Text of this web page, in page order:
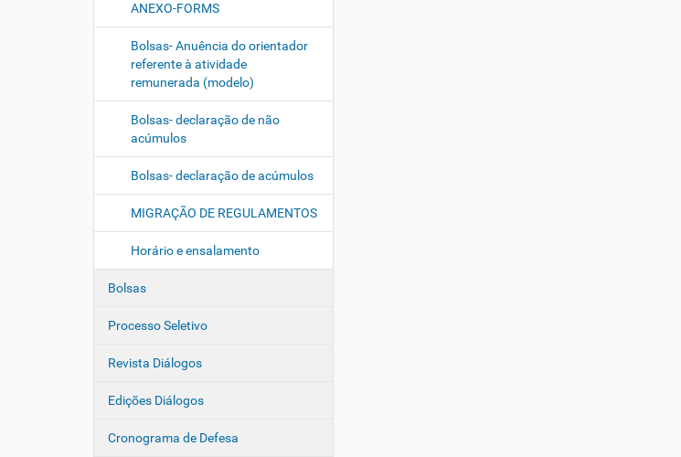
ANEXO-FORMS
Bolsas- Anuência do orientador
referente à atividade
remunerada (modelo)
Bolsas- declaração de não
acúmulos
Bolsas- declaração de acúmulos
MIGRAÇÃO DE REGULAMENTOS
Horário e ensalamento
Bolsas
Processo Seletivo
Revista Diálogos
Edições Diálogos
Cronograma de Defesa